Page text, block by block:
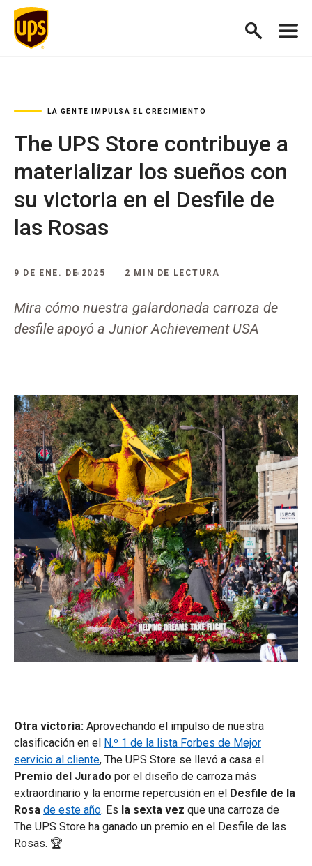
LA GENTE IMPULSA EL CRECIMIENTO
The UPS Store contribuye a
materializar los sueños con
su victoria en el Desfile de
las Rosas
9 DE ENE. DE 2025 2 MIN DE LECTURA
Mira cómo nuestra galardonada carroza de
desfile apoyó a Junior Achievement USA
Otra victoria: Aprovechando el impulso de nuestra
clasificación en el N.º 1 de la lista Forbes de Mejor
servicio al cliente, The UPS Store se llevó a casa el
Premio del Jurado por el diseño de carroza más
extraordinario y la enorme repercusión en el Desfile de la
Rosa de este año. Es la sexta vez que una carroza de
The UPS Store ha ganado un premio en el Desfile de las
Rosas. 🏆